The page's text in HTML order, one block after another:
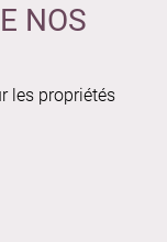
NOS
les propriétés